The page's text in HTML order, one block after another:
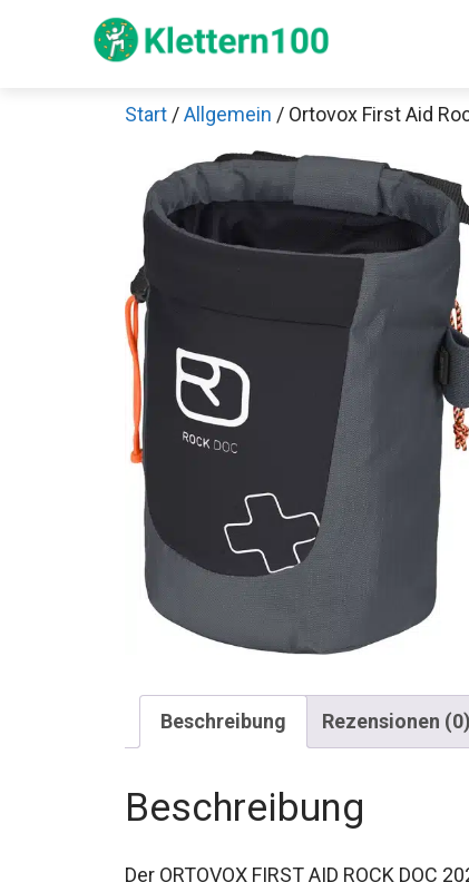
Start /Allgemein / Ortovox First Aid
Beschreibung Rezensionen (0)
Beschreibung
Der ORTOVOX FIRST AID ROCK